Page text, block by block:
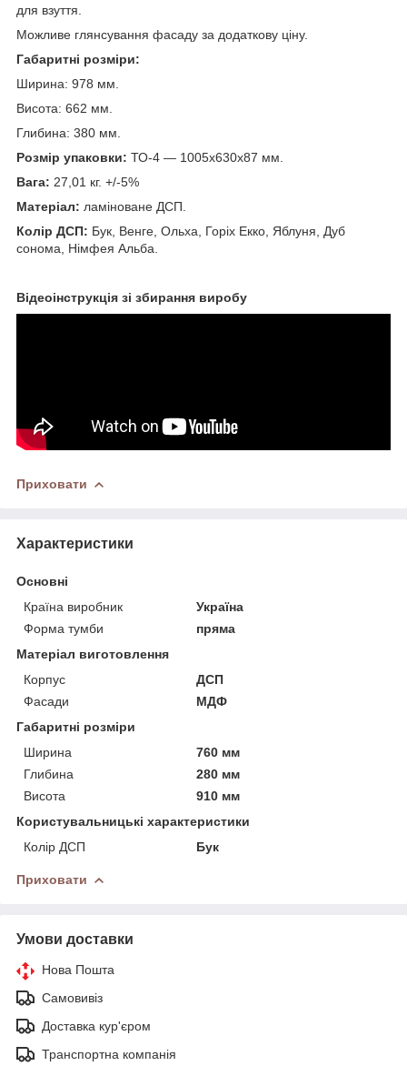
для взуття.
Можливе глянсування фасаду за додаткову ціну.
Габаритні розміри:
Ширина: 978 мм.
Висота: 662 мм.
Глибина: 380 мм.
Розмір упаковки: ТО-4 — 1005х630х87 мм.
Вага: 27,01 кг. +/-5%
Матеріал: ламіноване ДСП.
Колір ДСП: Бук, Венге, Ольха, Горіх Екко, Яблуня, Дуб
сонома, Німфея Альба.
Відеоінструкція зі збирання виробу
Приховати
Характеристики
Основні
Країна виробник
Україна
Форма тумби
пряма
Матеріал виготовлення
Корпус
ДСП
Фасади
МДФ
Габаритні розміри
Ширина
760 мм
Глибина
280 мм
Висота
910 мм
Користувальницькі характеристики
Колір ДСП
Бук
Приховати
Умови доставки
Нова Пошта
Самовивіз
Доставка кур'єром
Транспортна компанія